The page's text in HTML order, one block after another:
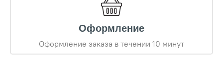
Оформление
Оформление заказа в течении 10 минут